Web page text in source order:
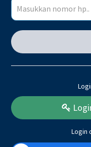
Login